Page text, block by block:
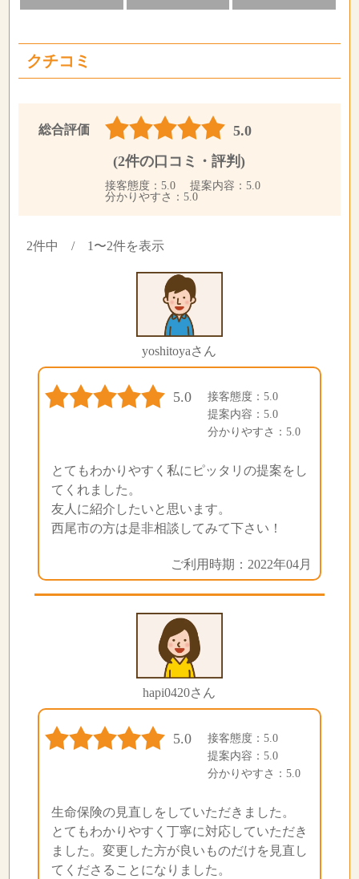
クチコミ
総合評価
5.0
(2件の口コミ・評判)
接客態度：5.0 提案内容：5.0
分かりやすさ：5.0
2件中 / 1〜2件を表示
yoshitoyaさん
5.0
接客態度：5.0
提案内容：5.0
分かりやすさ：5.0
とてもわかりやすく私にピッタリの提案をし
てくれました。
友人に紹介したいと思います。
西尾市の方は是非相談してみて下さい！
ご利用時期：2022年04月
hapi0420さん
5.0
接客態度：5.0
提案内容：5.0
分かりやすさ：5.0
生命保険の見直しをしていただきました。
とてもわかりやすく丁寧に対応していただき
ました。変更した方が良いものだけを見直し
てくださることになりました。